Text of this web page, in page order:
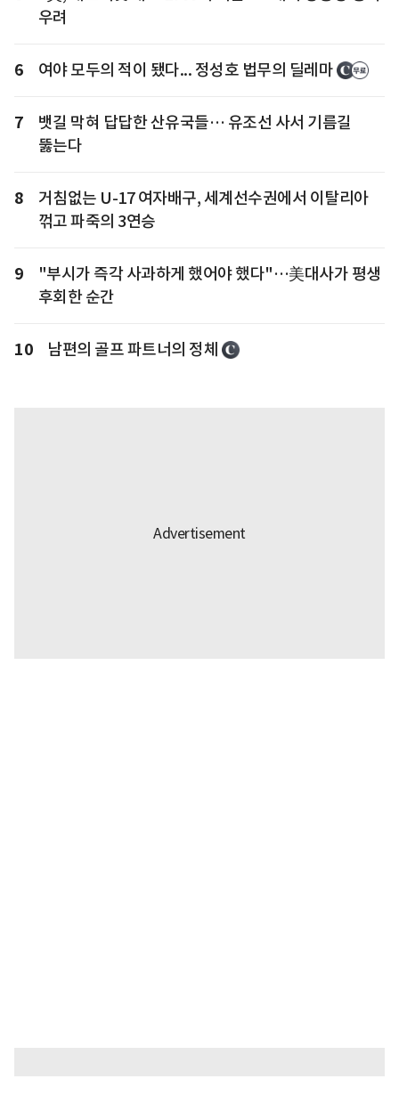
우려
6 여야 모두의 적이 됐다... 정성호 법무의 딜레마
7
뱃길 막혀 답답한 산유국들… 유조선 사서 기름길
뚫는다
8
거침없는 U-17 여자배구, 세계선수권에서 이탈리아
꺾고 파죽의 3연승
9
"부시가 즉각 사과하게 했어야 했다"…美대사가 평생
후회한 순간
10 남편의 골프 파트너의 정체